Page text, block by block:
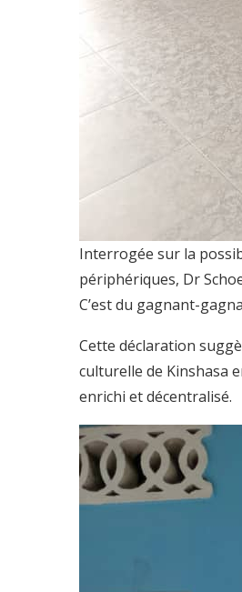
Interrogée sur la
périphériques, Dr
C’est du gagnant-
Cette déclaration
culturelle de Kinshasa
enrichi et décentralisé.